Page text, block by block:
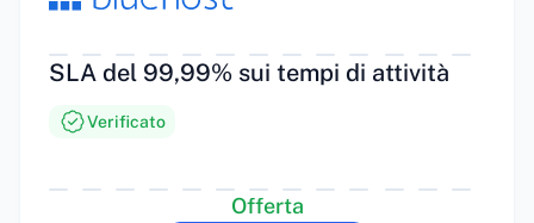
SLA del 99,99% sui tempi di attività
Verificato
Offerta